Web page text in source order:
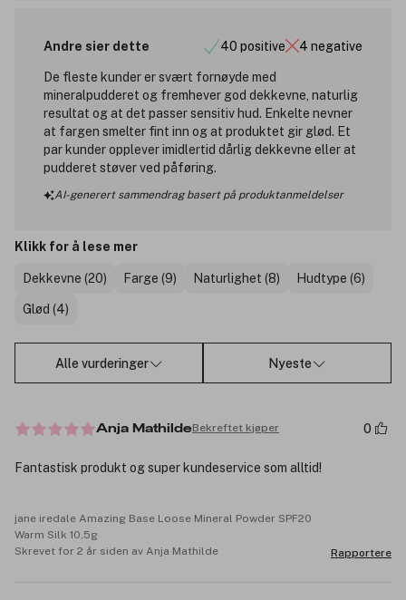
Andre sier dette 40 positive 4 negative
De fleste kunder er svært fornøyde med
mineralpudderet og fremhever god dekkevne, naturlig
resultat og at det passer sensitiv hud. Enkelte nevner
at fargen smelter fint inn og at produktet gir glød. Et
par kunder opplever imidlertid dårlig dekkevne eller at
pudderet støver ved påføring.
AI-generert sammendrag basert på produktanmeldelser
Klikk for å lese mer
Dekkevne (20) Farge (9) Naturlighet (8) Hudtype (6)
Glød (4)
Alle vurderinger Nyeste
Anja MathildeBekreftet kjøper 0
Fantastisk produkt og super kundeservice som alltid!
jane iredale Amazing Base Loose Mineral Powder SPF20
Warm Silk 10,5g
Skrevet for 2 år siden av Anja Mathilde
Rapportere